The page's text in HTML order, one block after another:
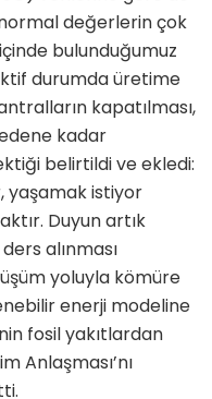
değerlerin çok
bulunduğumuz
durumda üretime
kapatılması,
kadar
belirtildi ve ekledi:
yaşamak istiyor
Duyun artık
alınması
yoluyla kömüre
enerji modeline
fosil yakıtlardan
Anlaşması’nı